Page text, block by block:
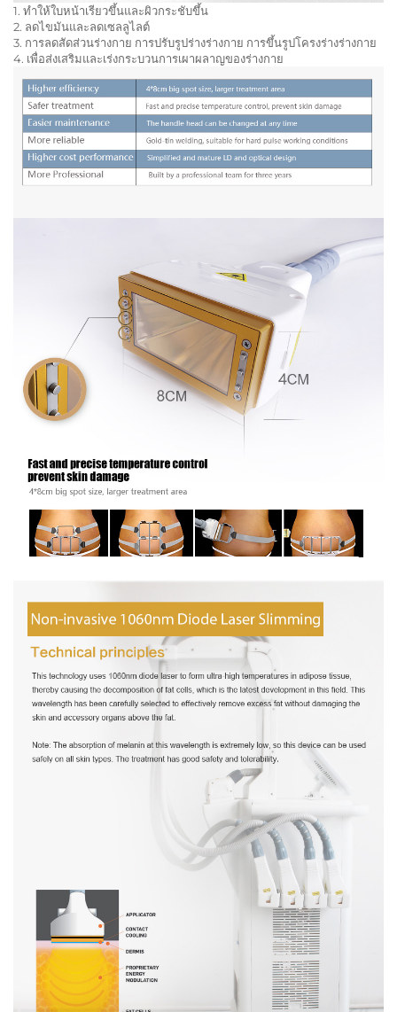
1. ทำให้ใบหน้าเรียวขึ้นและผิวกระชับขึ้น
2. ลดไขมันและลดเซลลูไลต์
3. การลดสัดส่วนร่างกาย การปรับรูปร่างร่างกาย การขึ้นรูปโครงร่างร่างกาย
4. เพื่อส่งเสริมและเร่งกระบวนการเผาผลาญของร่างกาย